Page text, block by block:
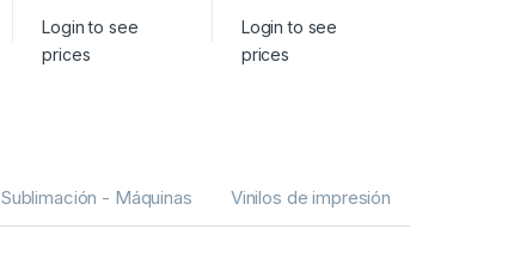
Login to see
prices
Login to see
prices
Sublimación - Máquinas Vinilos de impresión